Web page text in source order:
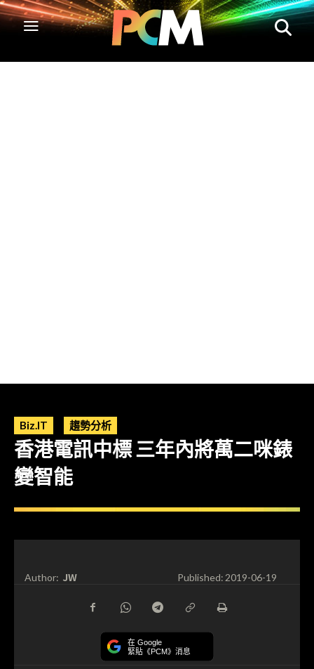
Biz.IT 趨勢分析
香港電訊中標 三年內將萬二咪錶
變智能
Author: JW Published:2019-06-19
在 Google
緊貼《PCM》消息